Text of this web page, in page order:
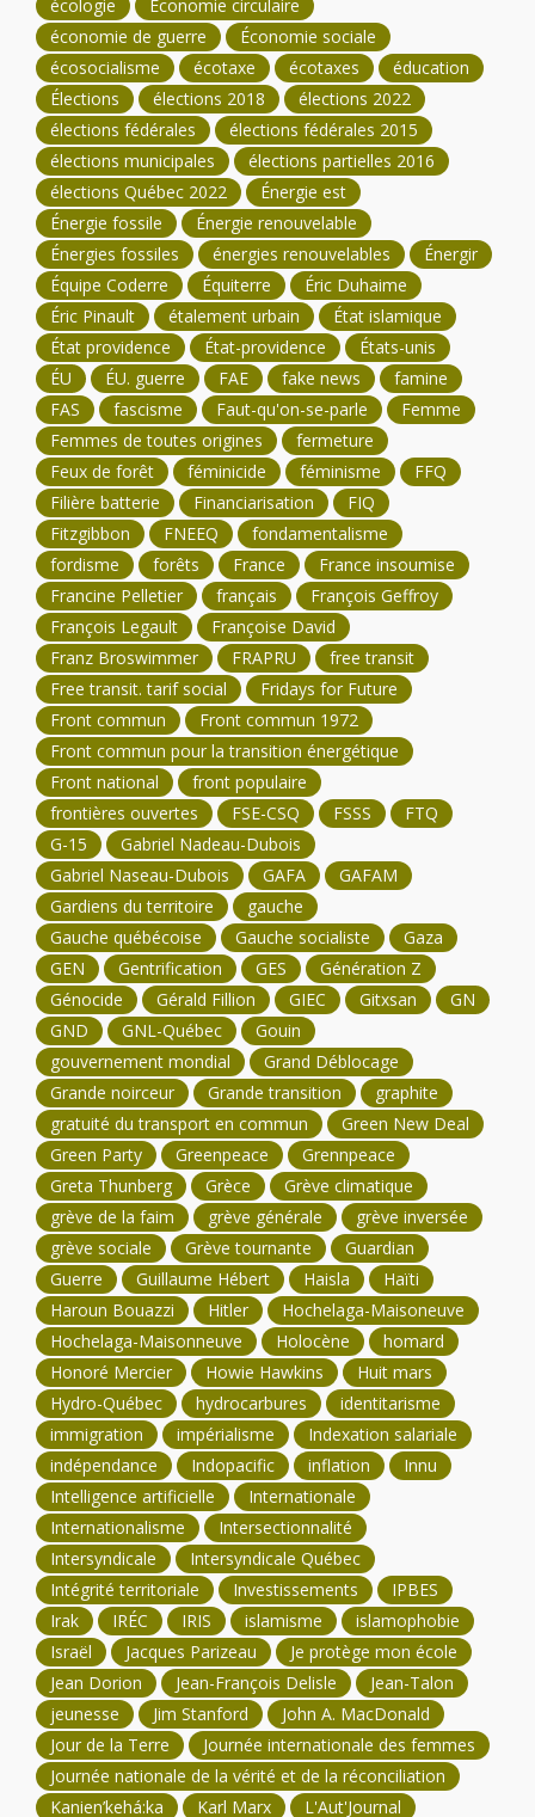
écologie
Économie circulaire
économie de guerre
Économie sociale
écosocialisme
écotaxe écotaxes
éducation
Élections
élections 2018
élections 2022
élections fédérales
élections fédérales 2015
élections municipales
élections partielles 2016
élections Québec 2022
Énergie est
Énergie fossile
Énergie renouvelable
Énergies fossiles
énergies renouvelables
Énergir
Équipe Coderre
Équiterre
Éric Duhaime
Éric Pinault
étalement urbain
État islamique
État providence
État-providence
États-unis
ÉU
ÉU. guerre FAE fake news
famine
FAS
fascisme Faut-qu'on-se-parle
Femme
Femmes de toutes origines
fermeture
Feux de forêt
féminicide féminisme
FFQ
Filière batterie
Financiarisation
FIQ
Fitzgibbon
FNEEQ
fondamentalisme
fordisme
forêts France
France insoumise
Francine Pelletier
français
François Geffroy
François Legault
Françoise David
Franz Broswimmer
FRAPRU
free transit
Free transit. tarif social
Fridays for Future
Front commun
Front commun 1972
Front commun pour la transition énergétique
Front national
front populaire
frontières ouvertes
FSE-CSQ FSSS
FTQ
G-15
Gabriel Nadeau-Dubois
Gabriel Naseau-Dubois
GAFA
GAFAM
Gardiens du territoire
gauche
Gauche québécoise
Gauche socialiste
Gaza
GEN
Gentrification GES
Génération Z
Génocide
Gérald Fillion GIEC Gitxsan
GN
GND
GNL-Québec
Gouin
gouvernement mondial
Grand Déblocage
Grande noirceur
Grande transition
graphite
gratuité du transport en commun
Green New Deal
Green Party
Greenpeace
Grennpeace
Greta Thunberg
Grèce
Grève climatique
grève de la faim
grève générale
grève inversée
grève sociale
Grève tournante
Guardian
Guerre
Guillaume Hébert Haisla
Haïti
Haroun Bouazzi
Hitler
Hochelaga-Maisoneuve
Hochelaga-Maisonneuve
Holocène
homard
Honoré Mercier
Howie Hawkins
Huit mars
Hydro-Québec
hydrocarbures
identitarisme
immigration
impérialisme
Indexation salariale
indépendance
Indopacific inflation
Innu
Intelligence artificielle
Internationale
Internationalisme
Intersectionnalité
Intersyndicale
Intersyndicale Québec
Intégrité territoriale
Investissements
IPBES
Irak
IRÉC IRIS islamisme
islamophobie
Israël
Jacques Parizeau
Je protège mon école
Jean Dorion
Jean-François Delisle
Jean-Talon
jeunesse
Jim Stanford
John A. MacDonald
Jour de la Terre
Journée internationale des femmes
Journée nationale de la vérité et de la réconciliation
Kanien’kehá:ka
Karl Marx L'Aut'Journal